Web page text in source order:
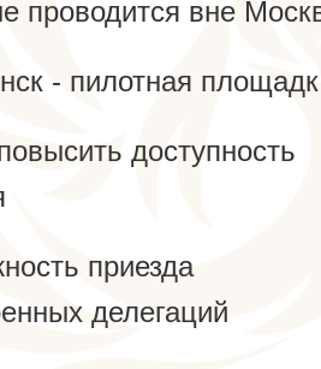
проводится вне
- пилотная
доступность
приезда
делегаций